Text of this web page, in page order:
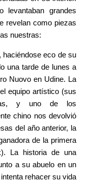
levantaban grandes
revelan como piezas
nuestras:
haciéndose eco de su
una tarde de lunes a
Nuovo en Udine. La
equipo artístico (sus
y uno de los
chino nos devolvió
del año anterior, la
de la primera
La historia de una
a su abuelo en un
rehacer su vida